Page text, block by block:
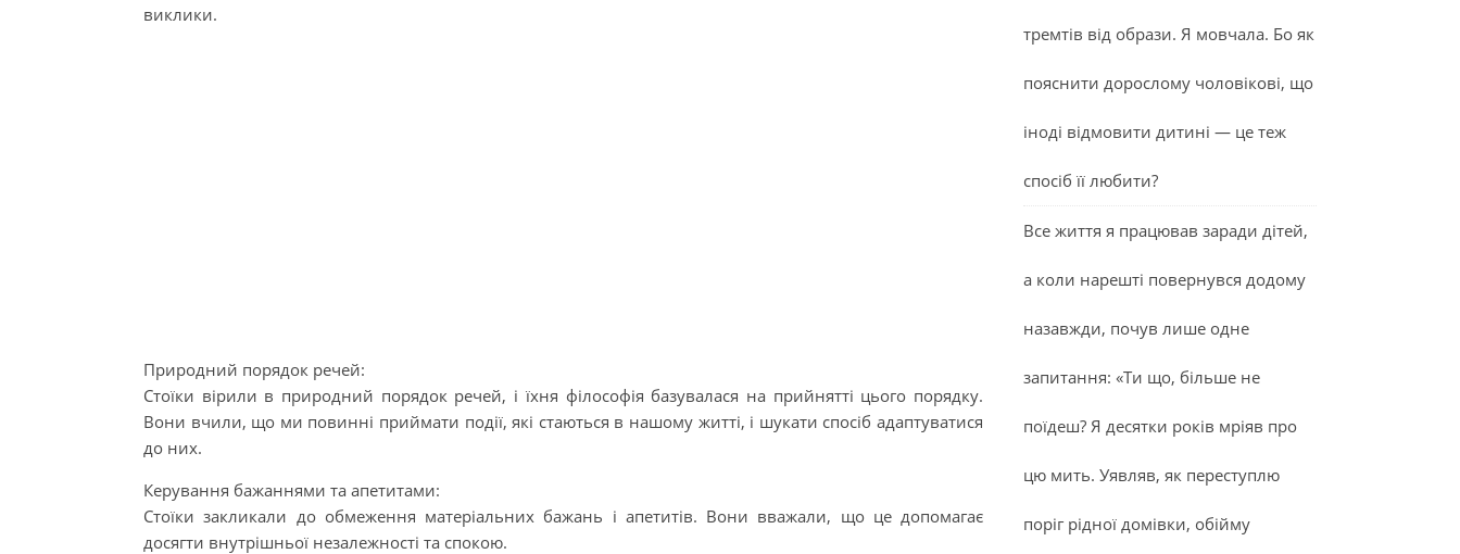
виклики.
Природний порядок речей:
Стоїки вірили в природний порядок речей, і їхня філософія базувалася на прийнятті цього порядку.
Вони вчили, що ми повинні приймати події, які стаються в нашому житті, і шукати спосіб адаптуватися
до них.
Керування бажаннями та апетитами:
Стоїки закликали до обмеження матеріальних бажань і апетитів. Вони вважали, що це допомагає
досягти внутрішньої незалежності та спокою.
тремтів від образи. Я мовчала. Бо як
пояснити дорослому чоловікові, що
іноді відмовити дитині — це теж
спосіб її любити?
Все життя я працював заради дітей,
а коли нарешті повернувся додому
назавжди, почув лише одне
запитання: «Ти що, більше не
поїдеш? Я десятки років мріяв про
цю мить. Уявляв, як переступлю
поріг рідної домівки, обійму